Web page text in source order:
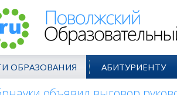
ОБРАЗОВАНИЯ АБИТУРИЕНТУ